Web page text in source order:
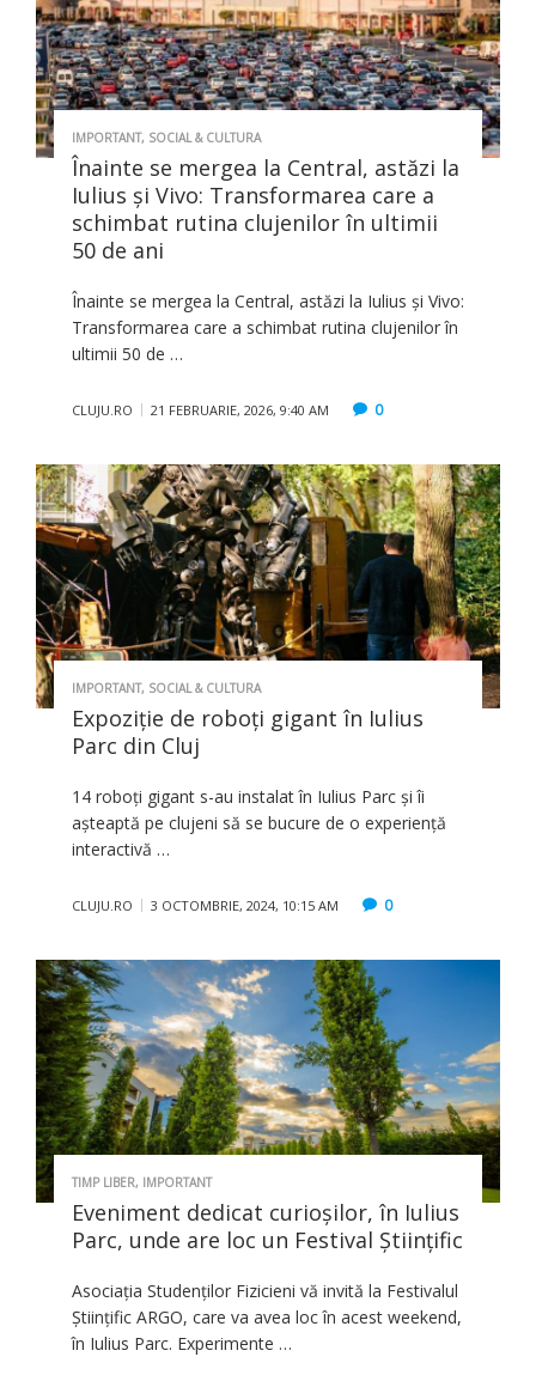
IMPORTANT, SOCIAL & CULTURA
Înainte se mergea la Central, astăzi la
Iulius și Vivo: Transformarea care a
schimbat rutina clujenilor în ultimii
50 de ani
Înainte se mergea la Central, astăzi la Iulius și Vivo:
Transformarea care a schimbat rutina clujenilor în
ultimii 50 de …
CLUJU.RO 21 FEBRUARIE, 2026, 9:40 AM 0
IMPORTANT, SOCIAL & CULTURA
Expoziţie de roboţi gigant în Iulius
Parc din Cluj
14 roboți gigant s-au instalat în Iulius Parc și îi
așteaptă pe clujeni să se bucure de o experiență
interactivă …
CLUJU.RO 3 OCTOMBRIE, 2024, 10:15 AM 0
TIMP LIBER, IMPORTANT
Eveniment dedicat curioșilor, în Iulius
Parc, unde are loc un Festival Științific
Asociația Studenților Fizicieni vă invită la Festivalul
Științific ARGO, care va avea loc în acest weekend,
în Iulius Parc. Experimente …